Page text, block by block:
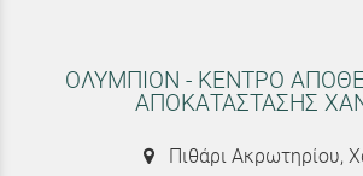
ΟΛΥΜΠΙΟΝ - ΚΕΝΤΡΟ
ΑΠΟΚΑΤΑΣΤΑΣΗΣ
Πιθάρι Ακρωτηρίου,